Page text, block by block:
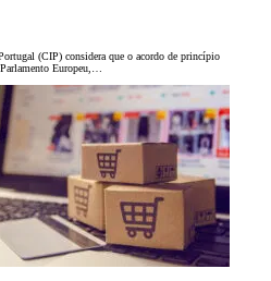
(CIP) considera que o acordo de princípio
Europeu,…